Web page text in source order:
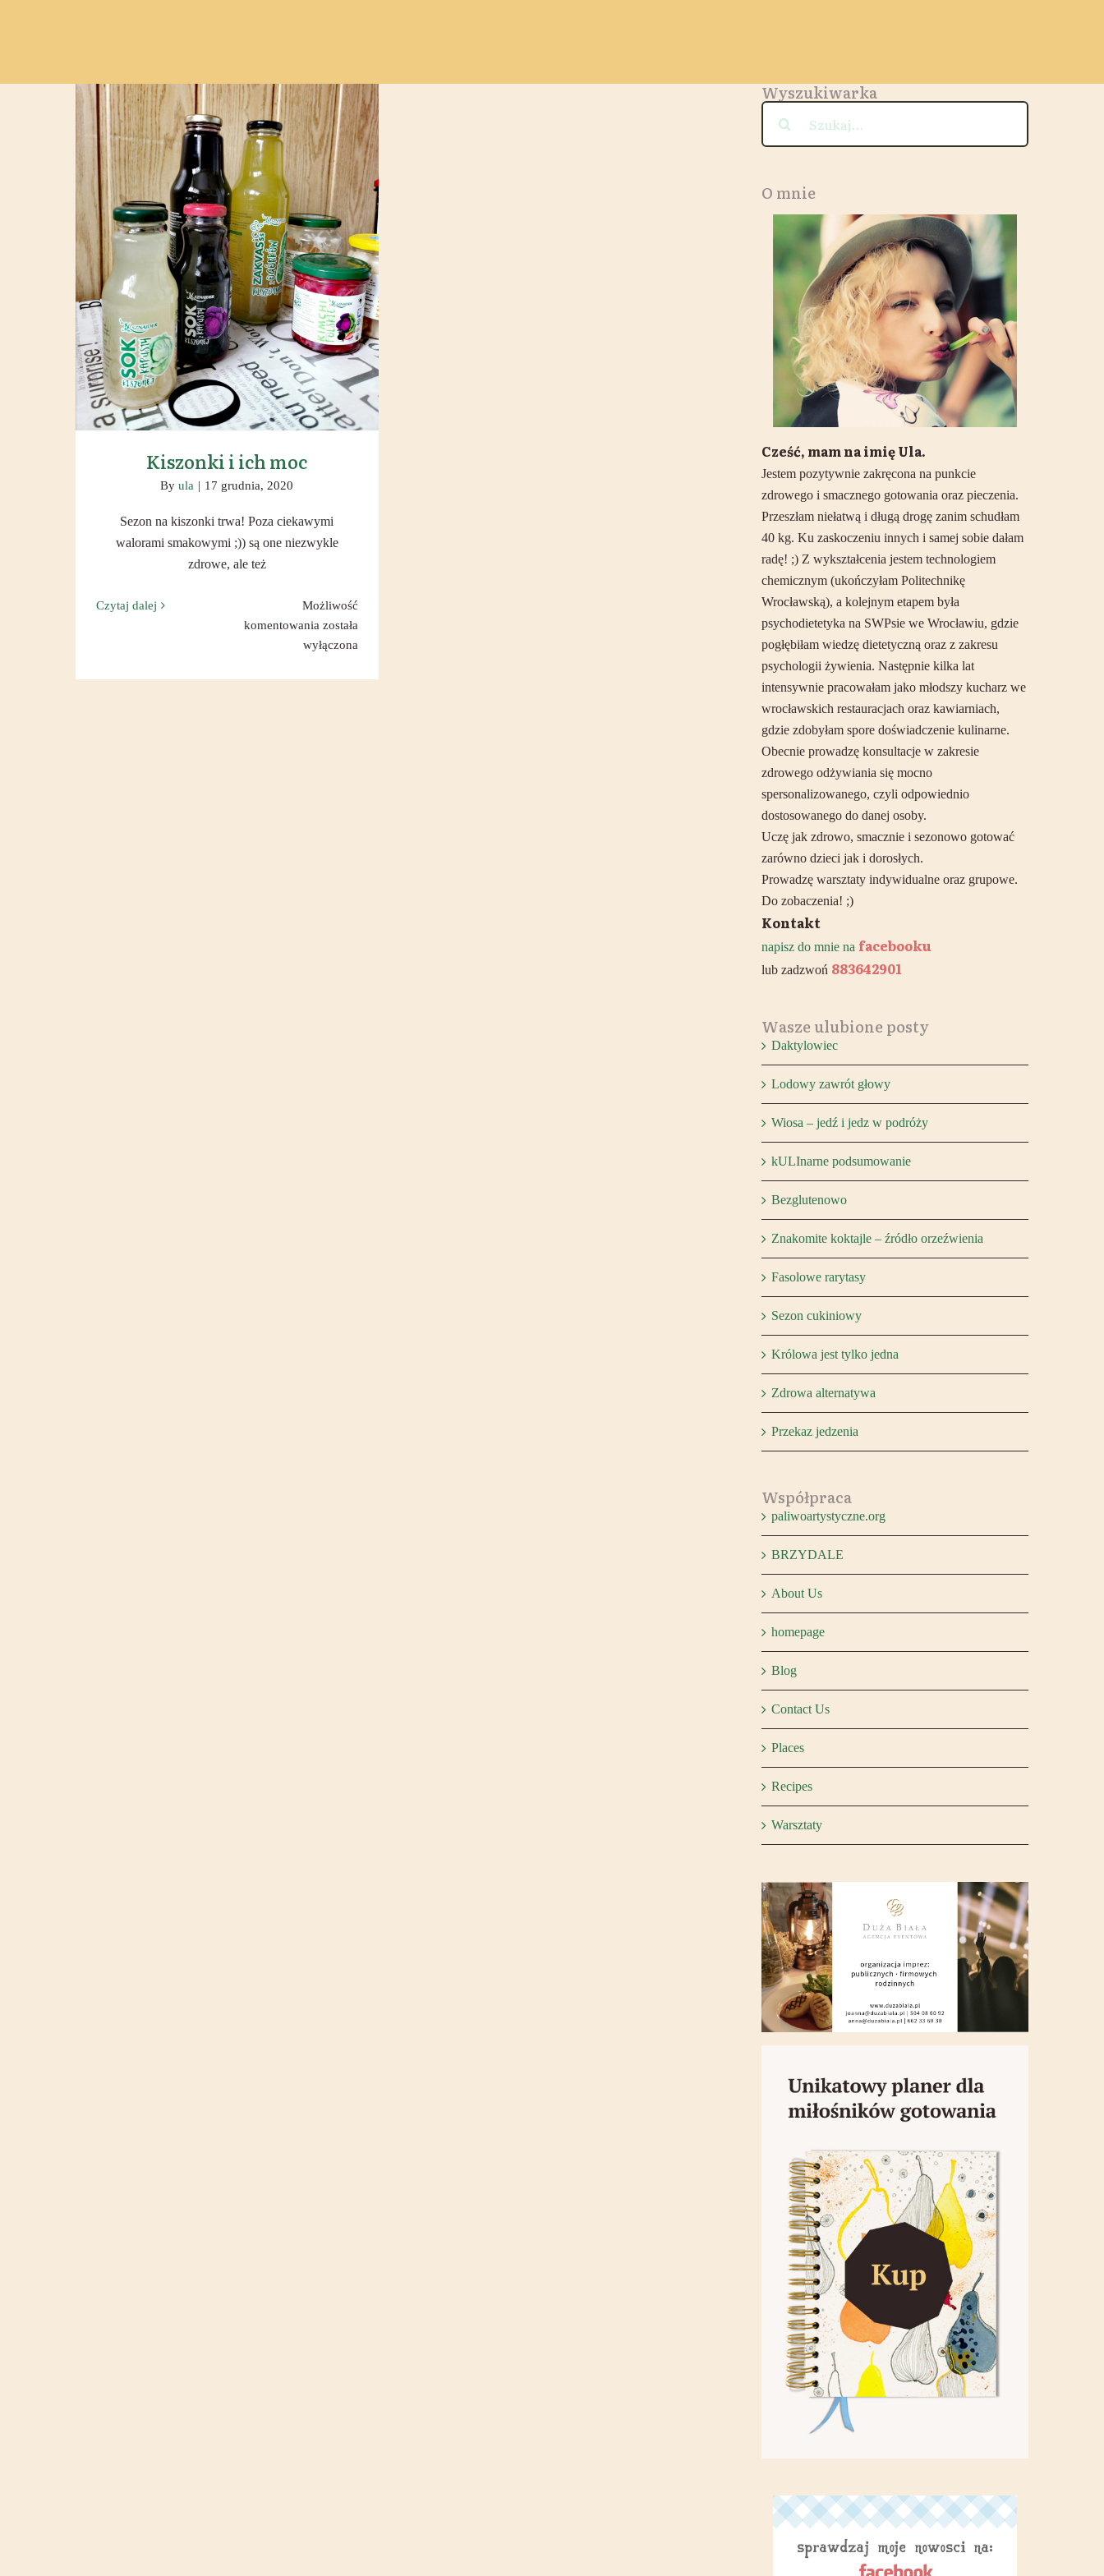
Kiszonki i ich moc
Kiszonki i ich moc
Byula | 17 grudnia, 2020
Sezon na kiszonki trwa! Poza ciekawymi
walorami smakowymi ;)) są one niezwykle
zdrowe, ale też
Czytaj dalej
Możliwość
komentowania Kiszonki
i
moc
została
wyłączona
Wyszukiwarka
O mnie
Cześć, mam na imię Ula.
Jestem pozytywnie zakręcona na punkcie
zdrowego i smacznego gotowania oraz pieczenia.
Przeszłam niełatwą i długą drogę zanim schudłam
40 kg. Ku zaskoczeniu innych i samej sobie dałam
radę! ;) Z wykształcenia jestem technologiem
chemicznym (ukończyłam Politechnikę
Wrocławską), a kolejnym etapem była
psychodietetyka na SWPsie we Wrocławiu, gdzie
pogłębiłam wiedzę dietetyczną oraz z zakresu
psychologii żywienia. Następnie kilka lat
intensywnie pracowałam jako młodszy kucharz we
wrocławskich restauracjach oraz kawiarniach,
gdzie zdobyłam spore doświadczenie kulinarne.
Obecnie prowadzę konsultacje w zakresie
zdrowego odżywiania się mocno
spersonalizowanego, czyli odpowiednio
dostosowanego do danej osoby.
Uczę jak zdrowo, smacznie i sezonowo gotować
zarówno dzieci jak i dorosłych.
Prowadzę warsztaty indywidualne oraz grupowe.
Do zobaczenia! ;)
Kontakt
napisz do mnie na facebooku
lub zadzwoń 883642901
Wasze ulubione posty
Daktylowiec
Lodowy zawrót głowy
Wiosa – jedź i jedz w podróży
kULInarne podsumowanie
Bezglutenowo
Znakomite koktajle – źródło orzeźwienia
Fasolowe rarytasy
Sezon cukiniowy
Królowa jest tylko jedna
Zdrowa alternatywa
Przekaz jedzenia
Współpraca
paliwoartystyczne.org
BRZYDALE
About Us
homepage
Blog
Contact Us
Places
Recipes
Warsztaty